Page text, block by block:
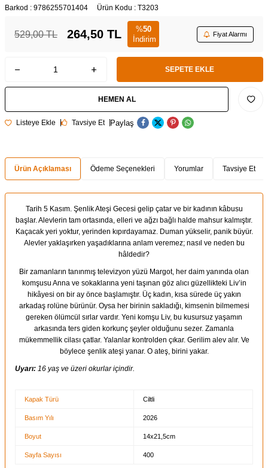
Barkod : 9786255701404 Ürün Kodu : T3203
529,00TL 264,50 TL %50
İndirim
Fiyat Alarmı
SEPETE EKLE
HEMEN AL
Listeye Ekle Tavsiye Et Paylaş
Ürün Açıklaması Ödeme Seçenekleri Yorumlar Tavsiye Et
Tarih 5 Kasım. Şenlik Ateşi Gecesi gelip çatar ve bir kadının kâbusu
başlar. Alevlerin tam ortasında, elleri ve ağzı bağlı halde mahsur kalmıştır.
Kaçacak yeri yoktur, yerinden kıpırdayamaz. Duman yükselir, panik büyür.
Alevler yaklaşırken yaşadıklarına anlam veremez; nasıl ve neden bu
hâldedir?
Bir zamanların tanınmış televizyon yüzü Margot, her daim yanında olan
komşusu Anna ve sokaklarına yeni taşınan göz alıcı güzellikteki Liv’in
hikâyesi on bir ay önce başlamıştır. Üç kadın, kısa sürede üç yakın
arkadaş rolüne bürünür. Oysa her birinin sakladığı, kimsenin bilmemesi
gereken ölümcül sırlar vardır. Yeni komşu Liv, bu kusursuz yaşamın
arkasında ters giden korkunç şeyler olduğunu sezer. Zamanla
mükemmellik cilası çatlar. Yalanlar kontrolden çıkar. Gerilim alev alır. Ve
böylece şenlik ateşi yanar. O ateş, birini yakar.
Uyarı: 16 yaş ve üzeri okurlar içindir.
Kapak Türü Ciltli
Basım Yılı 2026
Boyut 14x21,5cm
Sayfa Sayısı 400